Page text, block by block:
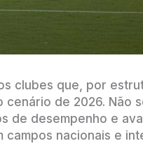
clubes que, por
de 2026. Não
de desempenho e
nacionais e